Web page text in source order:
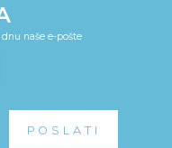
naše e-pošte